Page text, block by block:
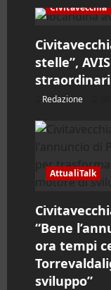
c
o
l
o
Civitavecchia
stelle”,
Redazione
AttualiTalk
“Bene
ora tempi
sviluppo”